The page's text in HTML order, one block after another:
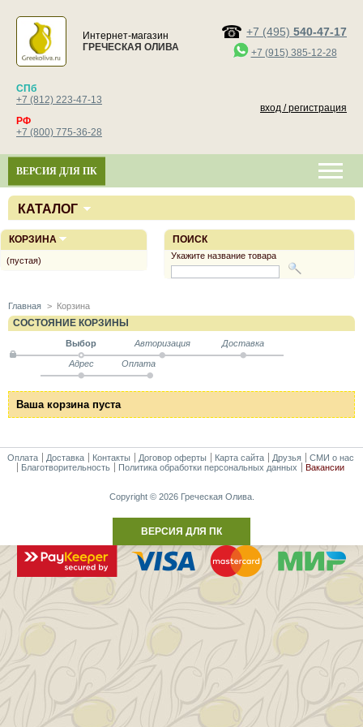
Интернет-магазин
ГРЕЧЕСКАЯ ОЛИВА
+7 (495) 540-47-17
+7 (915) 385-12-28
СПб
+7 (812) 223-47-13
РФ
+7 (800) 775-36-28
вход / регистрация
ВЕРСИЯ ДЛЯ ПК
КАТАЛОГ
Главная > Корзина
СОСТОЯНИЕ КОРЗИНЫ
Выбор Авторизация Доставка
Адрес Оплата
Ваша корзина пуста
ПОИСК
Укажите название товара
КОРЗИНА
(пустая)
Оплата Доставка Контакты Договор оферты Карта сайта Друзья
СМИ о нас
Благотворительность
Политика обработки персональных данных Вакансии
Copyright © 2026 Греческая Олива.
ВЕРСИЯ ДЛЯ ПК